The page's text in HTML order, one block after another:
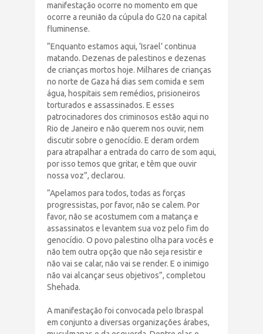
PUBLICAÇÕES
CONTATO
manifestação ocorre no momento em que
ocorre a reunião da cúpula do G20 na capital
fluminense.
“Enquanto estamos aqui, ‘Israel’ continua
matando. Dezenas de palestinos e dezenas
de crianças mortos hoje. Milhares de crianças
no norte de Gaza há dias sem comida e sem
água, hospitais sem remédios, prisioneiros
torturados e assassinados. E esses
patrocinadores dos criminosos estão aqui no
Rio de Janeiro e não querem nos ouvir, nem
discutir sobre o genocídio. E deram ordem
para atrapalhar a entrada do carro de som aqui,
por isso temos que gritar, e têm que ouvir
nossa voz”, declarou.
“Apelamos para todos, todas as forças
progressistas, por favor, não se calem. Por
favor, não se acostumem com a matança e
assassinatos e levantem sua voz pelo fim do
genocídio. O povo palestino olha para vocês e
não tem outra opção que não seja resistir e
não vai se calar, não vai se render. E o inimigo
não vai alcançar seus objetivos”, completou
Shehada.
A manifestação foi convocada pelo Ibraspal
em conjunto a diversas organizações árabes,